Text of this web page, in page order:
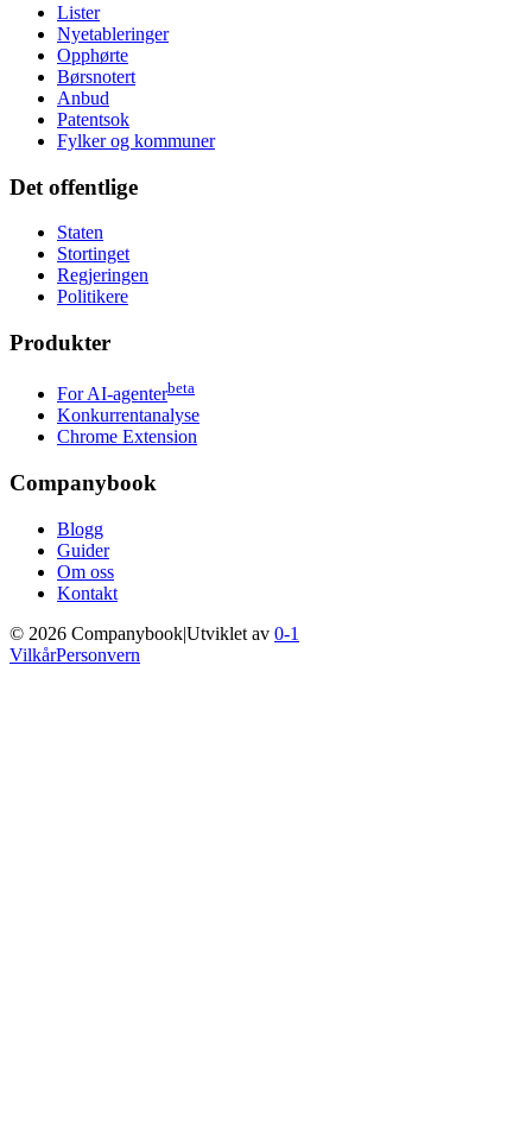
Lister
Nyetableringer
Opphørte
Børsnotert
Anbud
Patentsok
Fylker og kommuner
Det offentlige
Staten
Stortinget
Regjeringen
Politikere
Produkter
For AI-agenterbeta
Konkurrentanalyse
Chrome Extension
Companybook
Blogg
Guider
Om oss
Kontakt
© 2026 Companybook|Utviklet av 0-1
VilkårPersonvern